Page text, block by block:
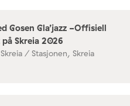
Gosen Gla’jazz -Offisiell
Skreia 2026
/ Stasjonen, Skreia